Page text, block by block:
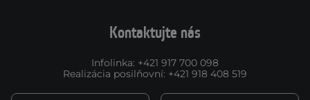
Kontaktujte nás
Infolinka: +421 917 700 098
Realizácia posilňovní: +421 918 408 519